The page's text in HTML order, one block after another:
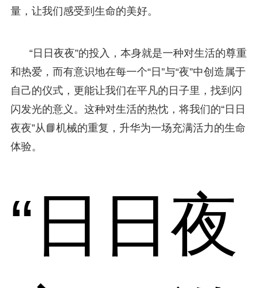
量，让我们感受到生命的美好。
“日日夜夜”的投入，本身就是一种对生活的尊重
和热爱，而有意识地在每一个“日”与“夜”中创造属于
自己的仪式，更能让我们在平凡的日子里，找到闪
闪发光的意义。这种对生活的热忱，将我们的“日日
夜夜”从📘机械的重复，升华为一场充满活力的生命
体验。
“日日夜